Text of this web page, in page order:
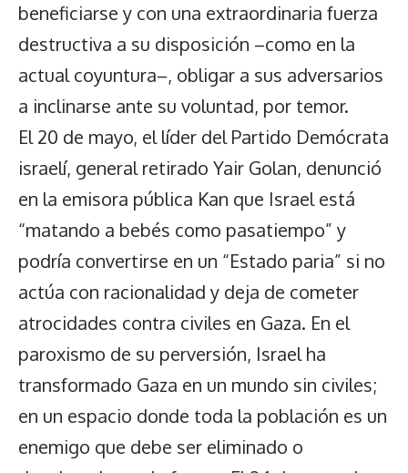
beneficiarse y con una extraordinaria fuerza
destructiva a su disposición –como en la
actual coyuntura–, obligar a sus adversarios
a inclinarse ante su voluntad, por temor.
El 20 de mayo, el líder del Partido Demócrata
israelí, general retirado Yair Golan, denunció
en la emisora pública Kan que Israel está
“matando a bebés como pasatiempo” y
podría convertirse en un “Estado paria” si no
actúa con racionalidad y deja de cometer
atrocidades contra civiles en Gaza. En el
paroxismo de su perversión, Israel ha
transformado Gaza en un mundo sin civiles;
en un espacio donde toda la población es un
enemigo que debe ser eliminado o